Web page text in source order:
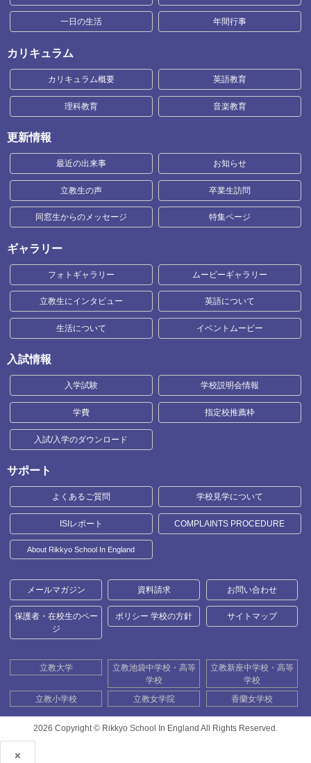
一日の生活 年間行事
カリキュラム
カリキュラム概要 英語教育
理科教育 音楽教育
更新情報
最近の出来事 お知らせ
立教生の声 卒業生訪問
同窓生からのメッセージ 特集ページ
ギャラリー
フォトギャラリー ムービーギャラリー
立教生にインタビュー 英語について
生活について イベントムービー
入試情報
入学試験 学校説明会情報
学費 指定校推薦枠
入試/入学のダウンロード
サポート
よくあるご質問 学校見学について
ISIレポート COMPLAINTS PROCEDURE
About Rikkyo School In England
メールマガジン 資料請求 お問い合わせ
保護者・在校生のペー
ジ
ポリシー 学校の方針 サイトマップ
立教大学
立教池袋中学校・高等
学校
立教新座中学校・高等
学校
立教小学校
立教女学院 香蘭女学校
2026 Copyright © Rikkyo School In England All Rights Reserved.
×